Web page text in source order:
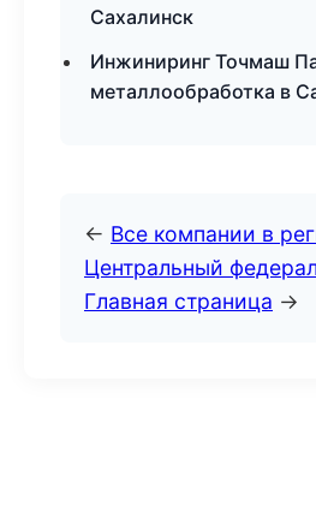
Сахалинск
Инжиниринг Точмаш
металлообработка в
← Все компании в
Центральный
Главная страница →